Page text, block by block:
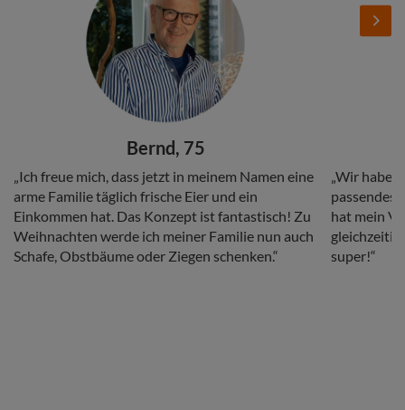
Bernd, 75
Copy
„Ich freue mich, dass jetzt in meinem Namen eine
arme Familie täglich frische Eier und ein
Einkommen hat. Das Konzept ist fantastisch! Zu
Weihnachten werde ich meiner Familie nun auch
Schafe, Obstbäume oder Ziegen schenken.“
Copy
„Wir
passendes
hat mein
gleichzeitig
super!“
Next